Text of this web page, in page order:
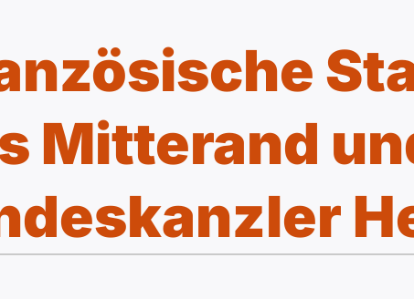
Mitterand